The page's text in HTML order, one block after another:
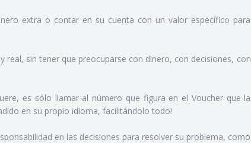
extra o contar en su cuenta con un valor específico para
real, sin tener que preocuparse con dinero, con decisiones, con
es sólo llamar al número que figura en el Voucher que la
en su propio idioma, facilitándolo todo!
en las decisiones para resolver su problema, como